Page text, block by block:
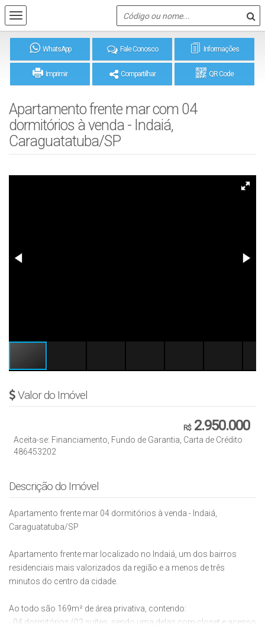
WhatsApp Fale Conosco Informações
Imprimir Compartilhar QR Code
Apartamento frente mar com 04
dormitórios à venda - Indaiá,
Caraguatatuba/SP
Valor do Imóvel
R$2.950.000
Aceita-se: Financiamento, Fundo de Garantia, Carta de Crédito
486453202
Descrição do Imóvel
Apartamento frente mar 04 dormitórios à venda - Indaiá,
Caraguatatuba/SP
Apartamento frente mar localizado no Indaiá, um dos bairros
residenciais mais valorizados da região e a menos de três
minutos do centro da cidade.
Ao todo são 169m² de área privativa, contendo:
- 04 dormitórios (02 suítes, sendo uma delas com closet e acesso